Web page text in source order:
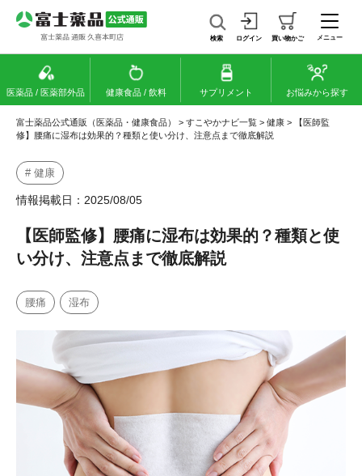
検索 ログイン 買い物かご メニュー
医薬品 / 医薬部外品 健康食品 / 飲料 サプリメント お悩みから探す
富士薬品公式通販（医薬品・健康食品） > すこやかナビ一覧 > 健康 >
【医師監
修】腰痛に湿布は効果的？種類と使い分け、注意点まで徹底解説
# 健康
情報掲載日：2025/08/05
【医師監修】腰痛に湿布は効果的？種類と使
い分け、注意点まで徹底解説
腰痛 湿布